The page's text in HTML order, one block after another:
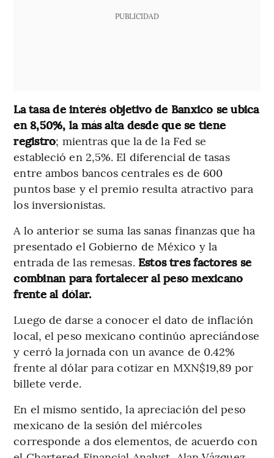
PUBLICIDAD
La tasa de interés objetivo de Banxico se ubica
en 8,50%, la más alta desde que se tiene
registro; mientras que la de la Fed se
estableció en 2,5%. El diferencial de tasas
entre ambos bancos centrales es de 600
puntos base y el premio resulta atractivo para
los inversionistas.
A lo anterior se suma las sanas finanzas que ha
presentado el Gobierno de México y la
entrada de las remesas. Estos tres factores se
combinan para fortalecer al peso mexicano
frente al dólar.
Luego de darse a conocer el dato de inflación
local, el peso mexicano continúo apreciándose
y cerró la jornada con un avance de 0.42%
frente al dólar para cotizar en MXN$19,89 por
billete verde.
En el mismo sentido, la apreciación del peso
mexicano de la sesión del miércoles
corresponde a dos elementos, de acuerdo con